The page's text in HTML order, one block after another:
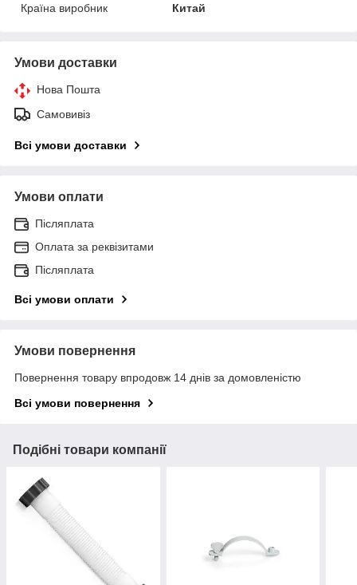
Країна виробник
Китай
Умови доставки
Нова Пошта
Самовивіз
Всі умови доставки
Умови оплати
Післяплата
Оплата за реквізитами
Післяплата
Всі умови оплати
Умови повернення
Повернення товару впродовж 14 днів за домовленістю
Всі умови повернення
Подібні товари компанії